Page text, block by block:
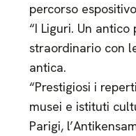
percorso
“I Liguri. Un
straordinario con
antica.
“Prestigiosi i
musei e istituti
Parigi,